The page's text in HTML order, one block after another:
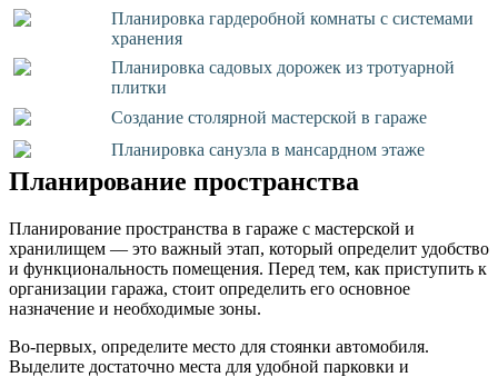
Планировка гардеробной комнаты с системами
хранения
Планировка садовых дорожек из тротуарной
плитки
Создание столярной мастерской в гараже
Планировка санузла в мансардном этаже
Планирование пространства
Планирование пространства в гараже с мастерской и
хранилищем — это важный этап, который определит удобство
и функциональность помещения. Перед тем, как приступить к
организации гаража, стоит определить его основное
назначение и необходимые зоны.
Во-первых, определите место для стоянки автомобиля.
Выделите достаточно места для удобной парковки и